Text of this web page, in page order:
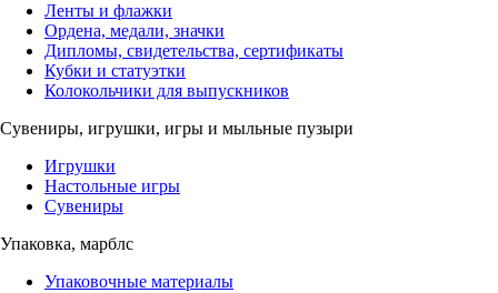
Ленты и флажки
Ордена, медали, значки
Дипломы, свидетельства, сертификаты
Кубки и статуэтки
Колокольчики для выпускников
Сувениры, игрушки, игры и мыльные пузыри
Игрушки
Настольные игры
Сувениры
Упаковка, марблс
Упаковочные материалы